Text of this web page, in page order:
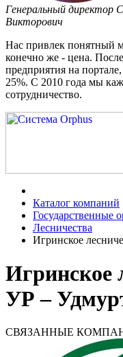
Генеральный
Викторович
Нас привлек понятный
конечно же - цена.
предприятия на
25%. С 2010 года мы
сотрудничество.
Каталог компаний
Государственные
Лесничества
Игринское
Игринское
УР –
СВЯЗАННЫЕ